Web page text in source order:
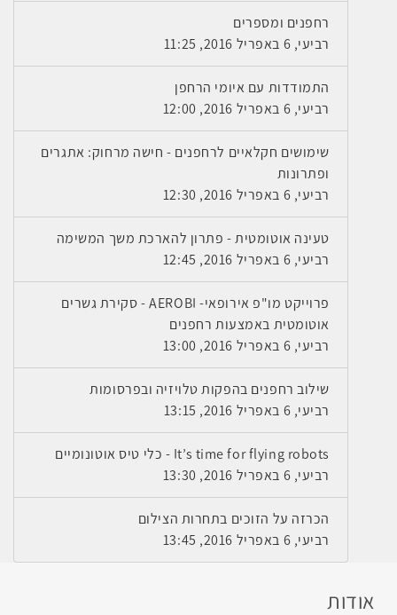
רחפנים ומספרים
רביעי, 6 באפריל 2016, 11:25
התמודדות עם איומי הרחפן
רביעי, 6 באפריל 2016, 12:00
שימושים חקלאיים לרחפנים - חישה מרחוק: אתגרים
ופתרונות
רביעי, 6 באפריל 2016, 12:30
טעינה אוטומטית - פתרון להארכת משך המשימה
רביעי, 6 באפריל 2016, 12:45
פרוייקט מו"פ אירופאי- AEROBI - סקירת גשרים
אוטומטית באמצעות רחפנים
רביעי, 6 באפריל 2016, 13:00
שילוב רחפנים בהפקות טלויזיה ובפרסומות
רביעי, 6 באפריל 2016, 13:15
It’s time for flying robots - כלי טיס אוטונומיים
רביעי, 6 באפריל 2016, 13:30
הכרזה על הזוכים בתחרות הצילום
רביעי, 6 באפריל 2016, 13:45
אודות